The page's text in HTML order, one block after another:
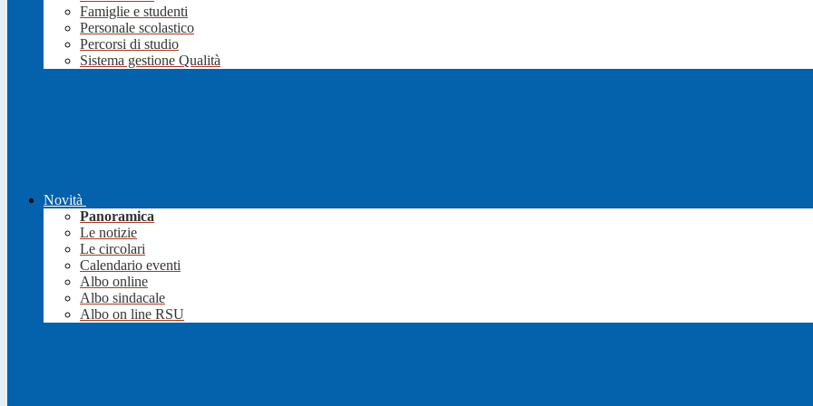
Famiglie e studenti
Personale scolastico
Percorsi di studio
Sistema gestione Qualità
Novità
Panoramica
Le notizie
Le circolari
Calendario eventi
Albo online
Albo sindacale
Albo on line RSU